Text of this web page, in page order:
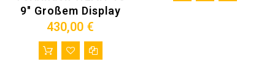
Haben Sie Fragen? Schreiben Sie uns eine E-Mail an
autoradiomitnavi@gmail.com – wir sind für Sie da!
9" Großem Display
430,00 €